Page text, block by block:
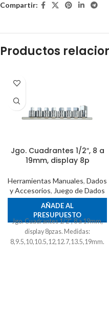
Compartir:
Productos
Jgo. Cuadrantes 1/2″, 8 a
19mm, display 8p
Herramientas Manuales, Dados
y Accesorios, Juego de Dados
AÑADE AL
PRESUPUESTO
Jgo. Cuadrantes 1/2", 8 a 19mm,
display 8pzas. Medidas:
8,9.5,10,10.5,12,12.7,13.5,19mm.